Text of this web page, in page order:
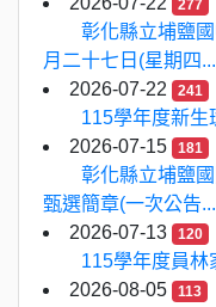
277
彰化縣立埔鹽
月二十七日(星期四...
2026-07-22
241
115學年度新生
2026-07-15
181
彰化縣立埔鹽
甄選簡章(一次公告...
2026-07-13
120
115學年度員林
2026-08-05
113